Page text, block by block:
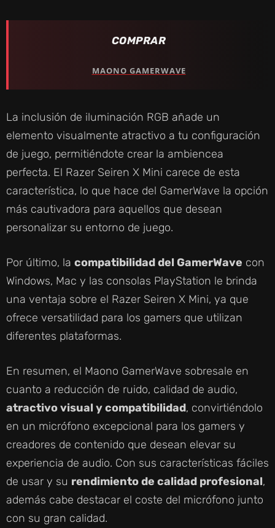
COMPRAR
MAONO GAMERWAVE
La inclusión de iluminación RGB añade un
elemento visualmente atractivo a tu configuración
de juego, permitiéndote crear la ambiencea
perfecta. El Razer Seiren X Mini carece de esta
característica, lo que hace del GamerWave la opción
más cautivadora para aquellos que desean
personalizar su entorno de juego.
Por último, la compatibilidad del GamerWave con
Windows, Mac y las consolas PlayStation le brinda
una ventaja sobre el Razer Seiren X Mini, ya que
ofrece versatilidad para los gamers que utilizan
diferentes plataformas.
En resumen, el Maono GamerWave sobresale en
cuanto a reducción de ruido, calidad de audio,
atractivo visual y compatibilidad, convirtiéndolo
en un micrófono excepcional para los gamers y
creadores de contenido que desean elevar su
experiencia de audio. Con sus características fáciles
de usar y su rendimiento de calidad profesional,
además cabe destacar el coste del micrófono junto
con su gran calidad.